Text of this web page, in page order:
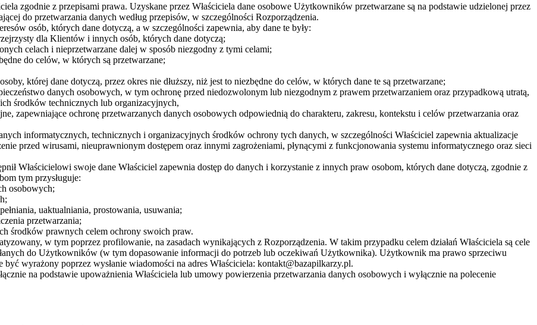
zgodnie z przepisami prawa. Uzyskane przez Właściciela dane osobowe Użytkowników przetwarzane są na podstawie udzielonej przez
do przetwarzania danych według przepisów, w szczególności Rozporządzenia.
osób, których dane dotyczą, a w szczególności zapewnia, aby dane te były:
dla Klientów i innych osób, których dane dotyczą;
celach i nieprzetwarzane dalej w sposób niezgodny z tymi celami;
do celów, w których są przetwarzane;
której dane dotyczą, przez okres nie dłuższy, niż jest to niezbędne do celów, w których dane te są przetwarzane;
danych osobowych, w tym ochronę przed niedozwolonym lub niezgodnym z prawem przetwarzaniem oraz przypadkową utratą,
środków technicznych lub organizacyjnych,
zapewniające ochronę przetwarzanych danych osobowych odpowiednią do charakteru, zakresu, kontekstu i celów przetwarzania oraz
informatycznych, technicznych i organizacyjnych środków ochrony tych danych, w szczególności Właściciel zapewnia aktualizacje
przed wirusami, nieuprawnionym dostępem oraz innymi zagrożeniami, płynącymi z funkcjonowania systemu informatycznego oraz sieci
Właścicielowi swoje dane Właściciel zapewnia dostęp do danych i korzystanie z innych praw osobom, których dane dotyczą, zgodnie z
tym przysługuje:
osobowych;
uaktualniania, prostowania, usuwania;
przetwarzania;
środków prawnych celem ochrony swoich praw.
w tym poprzez profilowanie, na zasadach wynikających z Rozporządzenia. W takim przypadku celem działań Właściciela są cele
do Użytkowników (w tym dopasowanie informacji do potrzeb lub oczekiwań Użytkownika). Użytkownik ma prawo sprzeciwu
wyrażony poprzez wysłanie wiadomości na adres Właściciela: kontakt@bazapilkarzy.pl.
na podstawie upoważnienia Właściciela lub umowy powierzenia przetwarzania danych osobowych i wyłącznie na polecenie